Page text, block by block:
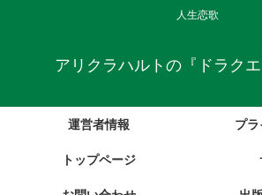
人生恋歌
アリクラハルトの『ドラクエ
運営者情報 プ
トップページ